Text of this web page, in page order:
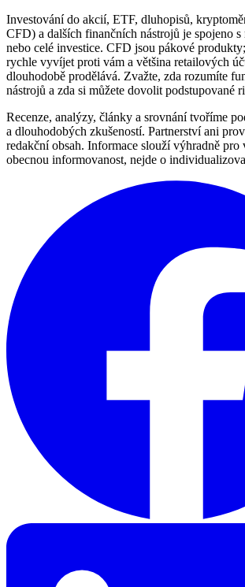
Investování do akcií, ETF, dluhopisů,
CFD) a dalších finančních nástrojů je spojeno
nebo celé investice. CFD jsou pákové
rychle vyvíjet proti vám a většina retailových
dlouhodobě prodělává. Zvažte, zda rozumíte
nástrojů a zda si můžete dovolit podstupované
Recenze, analýzy, články a srovnání tvoříme
a dlouhodobých zkušeností. Partnerství ani
redakční obsah. Informace slouží výhradně pro
obecnou informovanost, nejde o